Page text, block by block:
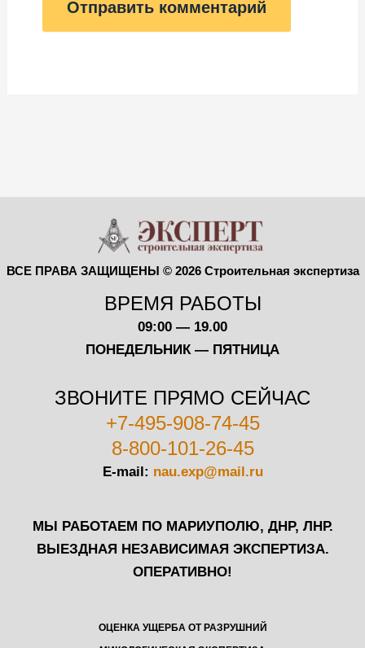
ВСЕ ПРАВА ЗАЩИЩЕНЫ © 2026 Строительная экспертиза
ВРЕМЯ РАБОТЫ
09:00 — 19.00
ПОНЕДЕЛЬНИК — ПЯТНИЦА
ЗВОНИТЕ ПРЯМО СЕЙЧАС
+7-495-908-74-45
8-800-101-26-45
E-mail: nau.exp@mail.ru
МЫ РАБОТАЕМ ПО МАРИУПОЛЮ, ДНР, ЛНР.
ВЫЕЗДНАЯ НЕЗАВИСИМАЯ ЭКСПЕРТИЗА.
ОПЕРАТИВНО!
ОЦЕНКА УЩЕРБА ОТ РАЗРУШНИЙ